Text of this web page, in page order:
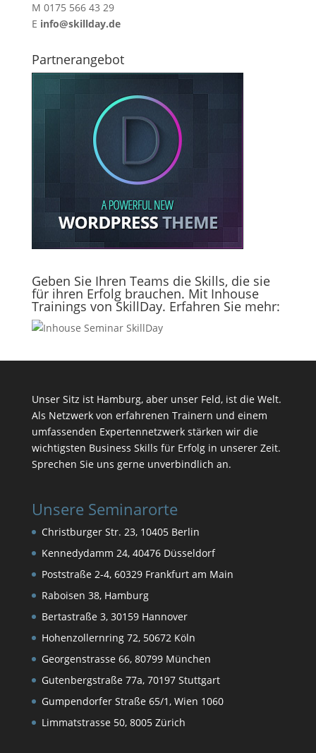
M 0175 566 43 29
E info@skillday.de
Partnerangebot
Geben Sie Ihren Teams die Skills, die sie
für ihren Erfolg brauchen. Mit Inhouse
Trainings von SkillDay. Erfahren Sie mehr:
Unser Sitz ist Hamburg, aber unser Feld, ist die Welt.
Als Netzwerk von erfahrenen Trainern und einem
umfassenden Expertennetzwerk stärken wir die
wichtigsten Business Skills für Erfolg in unserer Zeit.
Sprechen Sie uns gerne unverbindlich an.
Unsere Seminarorte
Christburger Str. 23, 10405 Berlin
Kennedydamm 24, 40476 Düsseldorf
Poststraße 2-4, 60329 Frankfurt am Main
Raboisen 38, Hamburg
Bertastraße 3, 30159 Hannover
Hohenzollernring 72, 50672 Köln
Georgenstrasse 66, 80799 München
Gutenbergstraße 77a, 70197 Stuttgart
Gumpendorfer Straße 65/1, Wien 1060
Limmatstrasse 50, 8005 Zürich